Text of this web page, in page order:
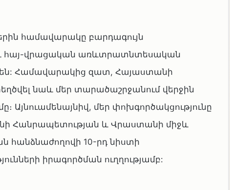
համավարակը բարդագույն
հայ-վրացական առևտրատնտեսական
չեն: Համավարակից զատ, Հայաստանի
նաև մեր տարածաշրջանում վերջին
մեր փոխգործակցությունը
Հանրապետության և Վրաստանի միջև
10-րդ նիստի
իրագործման ուղղությամբ: